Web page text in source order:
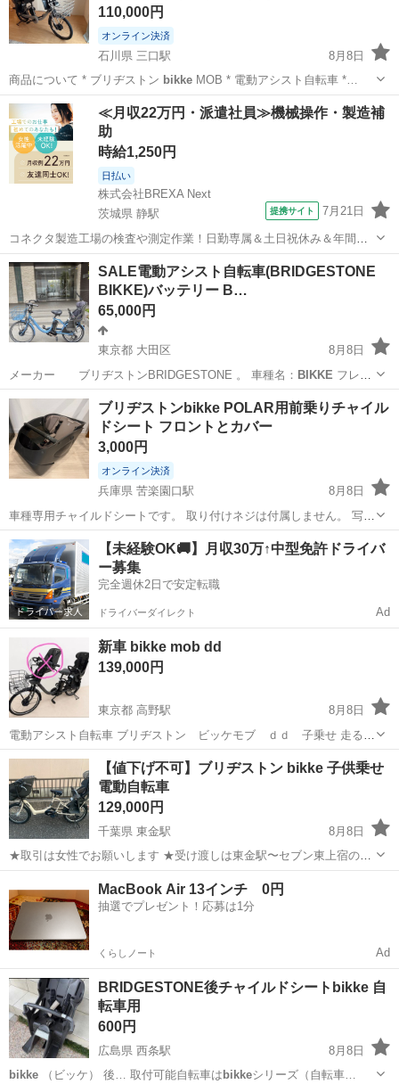
110,000円
オンライン決済
石川県 三口駅
8月8日
商品について * ブリヂストン bikkeMOB * 電動アシスト自転車 *…
石川 金沢市 三口駅 電動アシスト自転車
≪月収22万円・派遣社員≫機械操作・製造補
助
時給1,250円
日払い
株式会社BREXA Next
茨城県 静駅
提携サイト 7月21日
コネクタ製造工場の検査や測定作業！日勤専属＆土日祝休み＆年間休
日128日★クリーンルーム内作業★マイカー通勤OK＆無料駐車場あり
★就業先食堂利用可！日払い制度あり！《茨城県常陸大宮市》 人気の
工場のお仕事 ◇コネクタ製造工...
茨城 常陸大宮市 静駅 その他
SALE電動アシスト自転車(BRIDGESTONE
BIKKE)バッテリー B…
65,000円
東京都 大田区
8月8日
メーカー ブリヂストンBRIDGESTONE 。 車種名： BIKKE フレー
ム素材：アルミ カラー：限定カラーブルー タイヤサイズ：前輪24イン
チ 後輪20インチ 変速機構：有／内装３段変速 。 ライト形態：
（LED点灯...
東京 大田区 電動アシスト自転車 BIKKE
ブリヂストンbikke POLAR用前乗りチャイル
ドシート フロントとカバー
3,000円
オンライン決済
兵庫県 苦楽園口駅
8月8日
車種専用チャイルドシートです。 取り付けネジは付属しません。 写真
のもののみです。 チャイルドシートのクッションとレインカバー（非
純正）付きです。
兵庫 西宮市 苦楽園口駅 その他
【未経験OK🚚】月収30万↑中型免許ドライバ
ー募集
完全週休2日で安定転職
ドライバーダイレクト Ad
新車 bikke mob dd
139,000円
東京都 高野駅
8月8日
電動アシスト自転車 ブリヂストン ビッケモブ ｄｄ 子乗せ 走る、
止まる、変速、アシスト全て問題ありません。 バッテリーはB400
14.3AH 数回試乗はしましたが すべて新品です。 室内保管 スイッチ...
東京 足立区 高野駅 電動アシスト自転車 bikke
【値下げ不可】ブリヂストン bikke 子供乗せ
電動自転車
129,000円
千葉県 東金駅
8月8日
★取引は女性でお願いします ★受け渡しは東金駅〜セブン東上宿のみ
となります 数年前に購入(約20万) 乗る機会がない為、お譲りします メ
ーカー:ブリヂストン バッテリーサイズ: 13.2AHバッテリー バッテリ
ー...
電動アシスト自転車
MacBook Air 13インチ 0円
抽選でプレゼント！応募は1分
くらしノート Ad
BRIDGESTONE後チャイルドシートbikke 自
転車用
600円
広島県 西条駅
8月8日
bikke（ビッケ） 後… 取付可能自転車は bikkeシリーズ（自転車…